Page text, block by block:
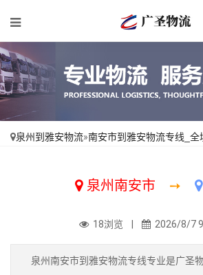
泉州到雅安物流»南安市到雅安物流专线_全
泉州南安市 ➙
18浏览 | 2026/8/7
泉州南安市到雅安物流专线专业是广圣